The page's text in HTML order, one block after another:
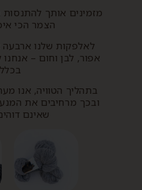
מזמינים אותך
הצמר הכי
לאלפקות שלנו
אפור, לבן וחום –
בתהליך הטוויה, אנו
שאינם